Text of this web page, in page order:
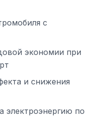
с
экономии при
и снижения
электроэнергию по